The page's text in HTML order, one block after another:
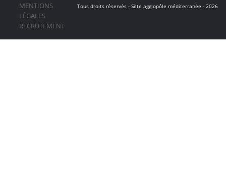
Tous droits réservés - Sète agglopôle méditerranée - 2026
MENTIONS
LÉGALES
RECRUTEMENT